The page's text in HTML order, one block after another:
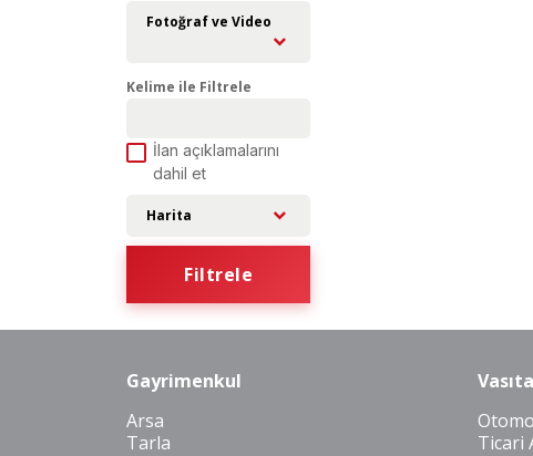
Fotoğraf ve Video
Kelime ile Filtrele
İlan açıklamalarını
dahil et
Harita
Filtrele
Gayrimenkul
Arsa
Tarla
Vasıta
Ticari